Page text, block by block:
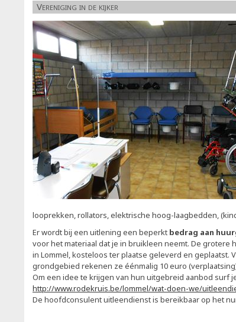
Vereniging in de kijker
looprekken, rollators, elektrische hoog-laagbedden,
Er wordt bij een uitlening een beperkt bedrag aan
voor het materiaal dat je in bruikleen neemt. De
in Lommel, kosteloos ter plaatse geleverd en geplaatst.
grondgebied rekenen ze éénmalig 10 euro
Om een idee te krijgen van hun uitgebreid aanbod surf
http://www.rodekruis.be/lommel/wat-doen-we/
De hoofdconsulent uitleendienst is bereikbaar op het